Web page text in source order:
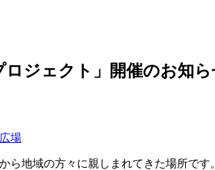
ジェクト」開催のお知ら
場
ら地域の方々に親しまれてきた場所で